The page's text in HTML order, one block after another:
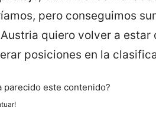
pero conseguimos
quiero volver a estar
posiciones en la
parecido este contenido?